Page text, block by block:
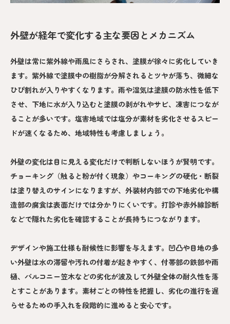
外壁が経年で変化する主な要因とメカニズム
外壁は常に紫外線や雨風にさらされ、塗膜が徐々に劣化していき
ます。紫外線で塗膜中の樹脂が分解されるとツヤが落ち、微細な
ひび割れが入りやすくなります。雨や湿気は塗膜の防水性を低下
させ、下地に水が入り込むと塗膜の剥がれやサビ、凍害につなが
ることが多いです。塩害地域では塩分が素材を劣化させるスピー
ドが速くなるため、地域特性も考慮しましょう。
外壁の変化は目に見える変化だけで判断しないほうが賢明です。
チョーキング（触ると粉が付く現象）やコーキングの硬化・断裂
は塗り替えのサインになりますが、外装材内部での下地劣化や構
造部の腐食は表面だけでは分かりにくいです。打診や赤外線診断
などで隠れた劣化を確認することが長持ちにつながります。
デザインや施工仕様も耐候性に影響を与えます。凹凸や目地の多
い外壁は水の滞留や汚れの付着が起きやすく、付帯部の鉄部や雨
樋、バルコニー笠木などの劣化が波及して外壁全体の耐久性を落
とすことがあります。素材ごとの特性を把握し、劣化の進行を遅
らせるための手入れを段階的に進めると安心です。